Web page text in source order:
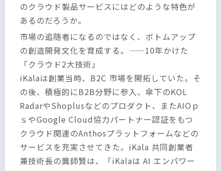
のクラウド製品サービスにはどのような特色が
あるのだろうか。
市場の追随者になるのではなく、ボトムアップ
の創造開発文化を育成する。——10年かけた
「クラウド2大技術」
iKalaは創業当時、B2C 市場を開拓していた。そ
の後、積極的にB2B分野に参入、傘下のKOL
RadarやShoplusなどのプロダクト、またAIOｐ
ｓやGoogle Cloud協力パートナー認証をもつ
クラウド関連のAnthosプラットフォームなどの
サービスを充実させてきた。iKala 共同創業者
兼技術長の龔師賢は、「iKalaは AI エンパワー